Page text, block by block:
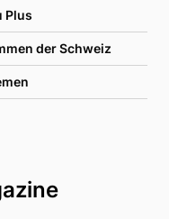
Plus
der Schweiz